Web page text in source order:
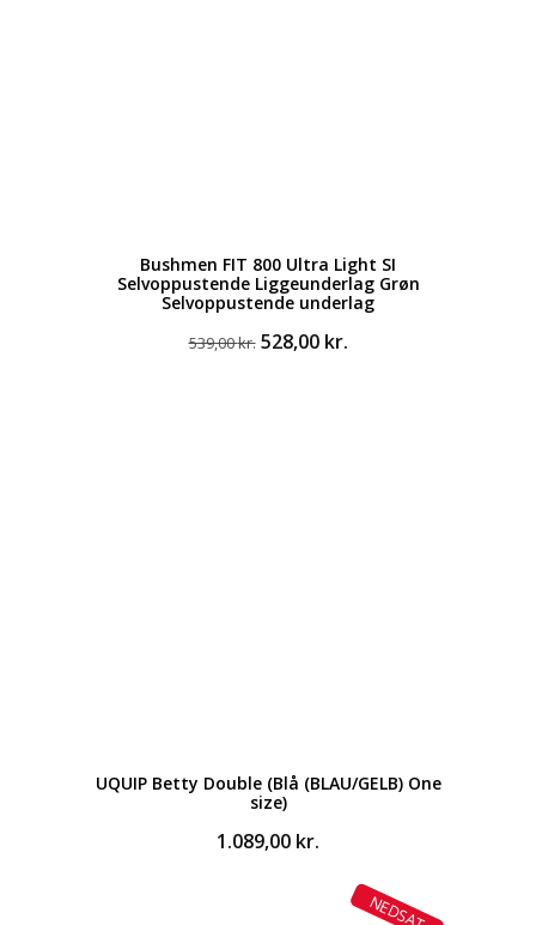
Bushmen FIT 800 Ultra Light SI
Selvoppustende Liggeunderlag Grøn
Selvoppustende underlag
539,00kr. Den
528,00 kr.Den
UQUIP Betty Double (Blå (BLAU/GELB) One
size)
1.089,00 kr.
NEDSAT